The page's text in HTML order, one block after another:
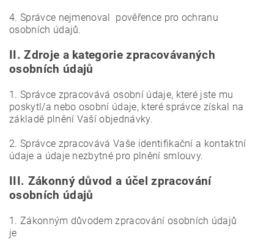
4. Správce nejmenoval pověřence pro ochranu
osobních údajů.
II.Zdroje a kategorie zpracovávaných
osobních údajů
1. Správce zpracovává osobní údaje, které jste mu
poskytl/a nebo osobní údaje, které správce získal na
základě plnění Vaší objednávky.
2. Správce zpracovává Vaše identifikační a kontaktní
údaje a údaje nezbytné pro plnění smlouvy.
III. Zákonný důvod a účel zpracování
osobních údajů
1. Zákonným důvodem zpracování osobních údajů
je